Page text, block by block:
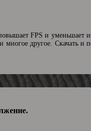
FPS и уменьшает
многое другое. Скачать